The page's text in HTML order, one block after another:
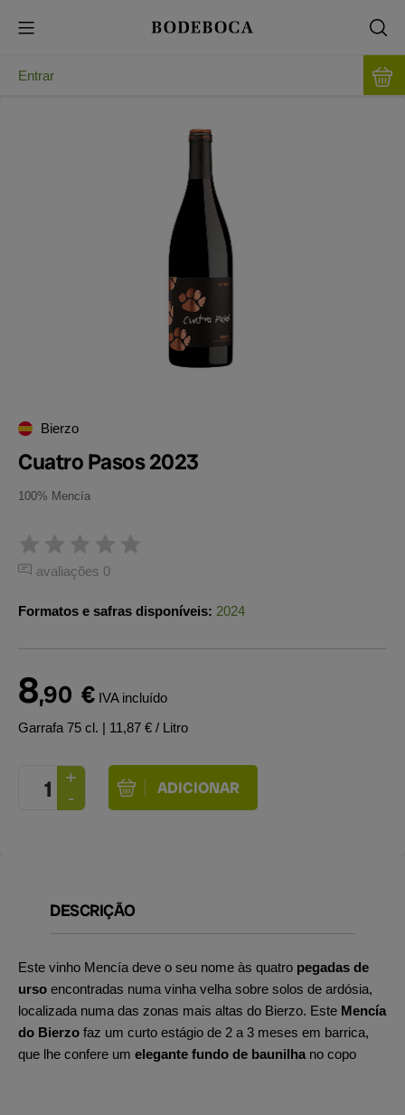
Entrar
Bierzo
Cuatro Pasos 2023
100% Mencía
avaliações 0
Formatos e safras disponíveis: 2024
8,90 € IVA incluído
Garrafa 75 cl. | 11,87 € / Litro
DESCRIÇÃO
Este vinho Mencía deve o seu nome às quatro pegadas de
urso encontradas numa vinha velha sobre solos de ardósia,
localizada numa das zonas mais altas do Bierzo. Este Mencía
do Bierzo faz um curto estágio de 2 a 3 meses em barrica,
que lhe confere um elegante fundo de baunilha no copo